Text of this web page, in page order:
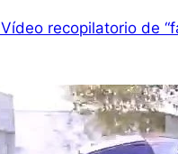
Vídeo recopilatorio de